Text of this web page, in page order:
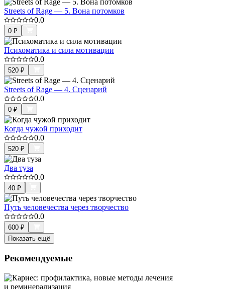
Streets of Rage — 5. Вона потомков
0.0
0 ₽
Психоматика и сила мотивации
0.0
520 ₽
Streets of Rage — 4. Сценарий
0.0
0 ₽
Когда чужой приходит
0.0
520 ₽
Два туза
0.0
40 ₽
Путь человечества через творчество
0.0
600 ₽
Показать ещё
Рекомендуемые